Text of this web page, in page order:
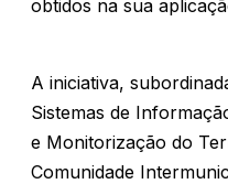
obtidos na sua
A iniciativa,
Sistemas de
e Monitorização do
Comunidade